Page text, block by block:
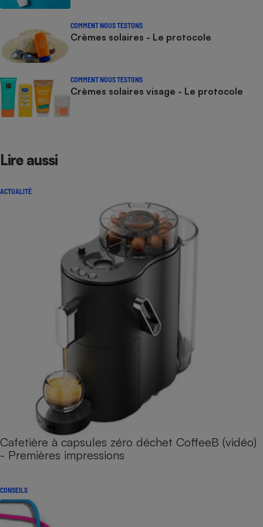
COMMENT NOUS TESTONS
Crèmes solaires - Le protocole
COMMENT NOUS TESTONS
Crèmes solaires visage - Le protocole
Lire aussi
ACTUALITÉ
Cafetière à capsules zéro déchet CoffeeB (vidéo)
- Premières impressions
CONSEILS